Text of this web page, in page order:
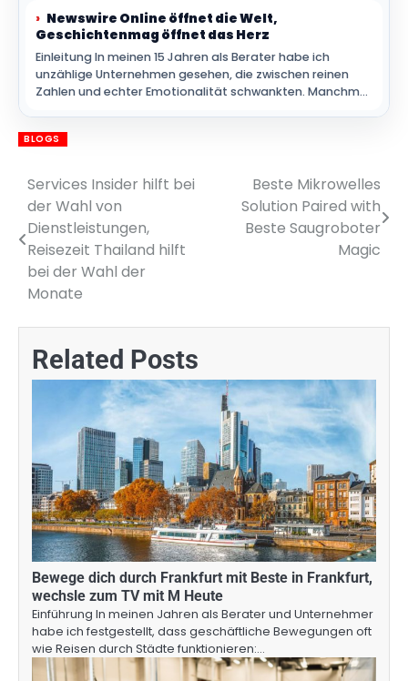
funktioniert das Zusammenspiel beider Welten viel
kraftvoller, wenn Plattformen wie PR Local und Frankfurt
Presse strategisch.
Newswire Online öffnet die Welt,
Geschichtenmag öffnet das Herz
Einleitung In meinen 15 Jahren als Berater habe ich
unzählige Unternehmen gesehen, die zwischen reinen
Zahlen und echter Emotionalität schwankten. Manchmal
BLOGS
Post
navigation
Services Insider hilft bei
der Wahl von
Dienstleistungen,
Reisezeit Thailand hilft
bei der Wahl der
Monate
Beste Mikrowelles
Solution Paired with
Beste Saugroboter
Magic
Related Posts
Bewege dich durch Frankfurt mit Beste in Frankfurt,
wechsle zum TV mit M Heute
Einführung In meinen Jahren als Berater und Unternehmer
habe ich festgestellt, dass geschäftliche Bewegungen oft
wie Reisen durch Städte funktionieren:…